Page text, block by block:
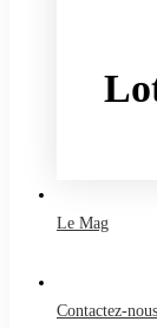
Le Mag
Contactez-nous